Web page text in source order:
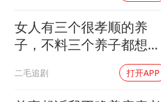
女人有三个很孝顺的养
子，不料三个养子都想害
二毛追剧 打开APP